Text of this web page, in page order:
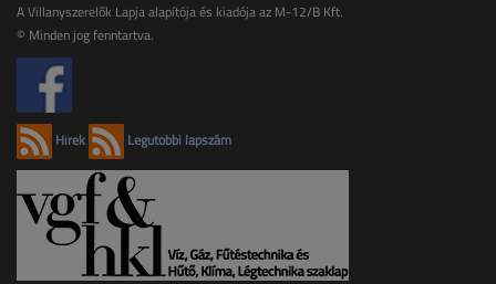
A Villanyszerelők Lapja alapítója és kiadója az M-12/B Kft.
© Minden jog fenntartva.
Hírek Legutóbbi lapszám